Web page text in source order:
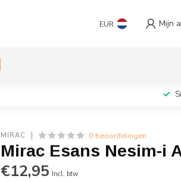
EUR Mijn
MIRAC 0 beoordelingen
Mirac Esans Nesim-i
€12,95 Incl. btw